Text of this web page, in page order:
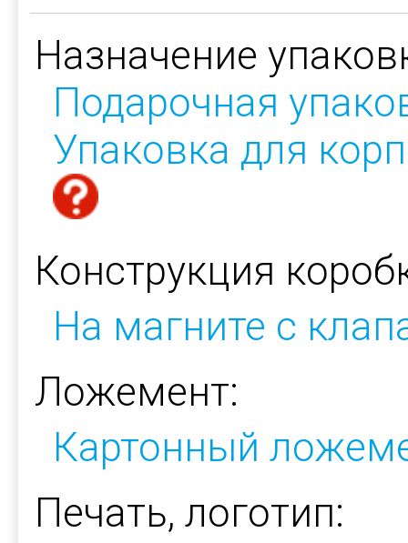
Назначение
Подарочная
Упаковка для
Конструкция
На магните с
Ложемент:
Картонный
Печать, логотип: